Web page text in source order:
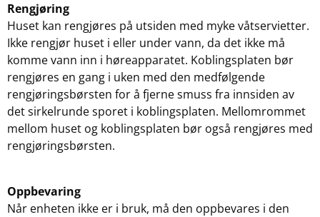
Rengjøring
Huset kan rengjøres på utsiden med myke våtservietter.
Ikke rengjør huset i eller under vann, da det ikke må
komme vann inn i høreapparatet. Koblingsplaten bør
rengjøres en gang i uken med den medfølgende
rengjøringsbørsten for å fjerne smuss fra innsiden av
det sirkelrunde sporet i koblingsplaten. Mellomrommet
mellom huset og koblingsplaten bør også rengjøres med
rengjøringsbørsten.
Oppbevaring
Når enheten ikke er i bruk, må den oppbevares i den